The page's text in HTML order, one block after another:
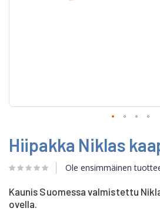
to
the
beginning
of
images
gallery
Hiipakka Niklas
Ole ensimmäinen
Kaunis Suomessa valmistettu
ovella.